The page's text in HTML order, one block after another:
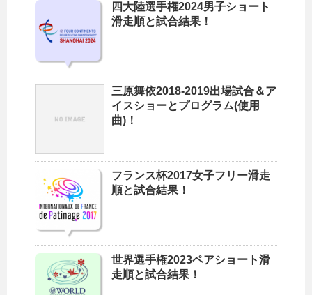
四大陸選手権2024男子ショート
滑走順と試合結果！
三原舞依2018-2019出場試合＆ア
イスショーとプログラム(使用
曲)！
フランス杯2017女子フリー滑走
順と試合結果！
世界選手権2023ペアショート滑
走順と試合結果！